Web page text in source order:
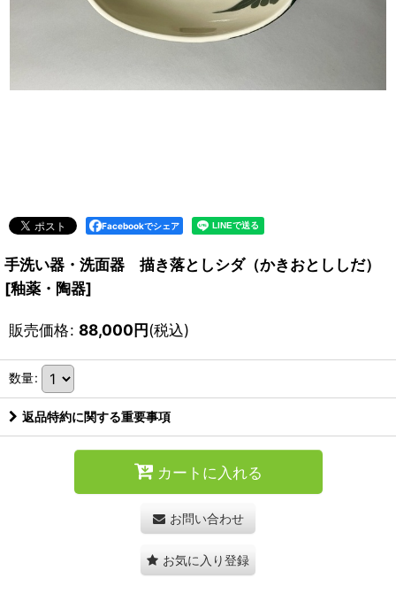
Facebookでシェア
手洗い器・洗面器 描き落としシダ（かきおとししだ）
[釉薬・陶器]
販売価格: 88,000円(税込)
数量:
返品特約に関する重要事項
カートに入れる
お問い合わせ
お気に入り登録